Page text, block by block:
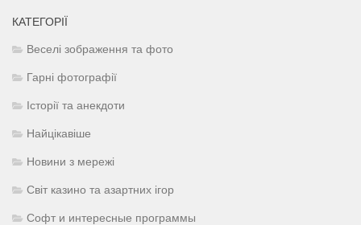
КАТЕГОРІЇ
Веселі зображення та фото
Гарні фотографії
Історії та анекдоти
Найцікавіше
Новини з мережі
Світ казино та азартних ігор
Софт и интересные программы